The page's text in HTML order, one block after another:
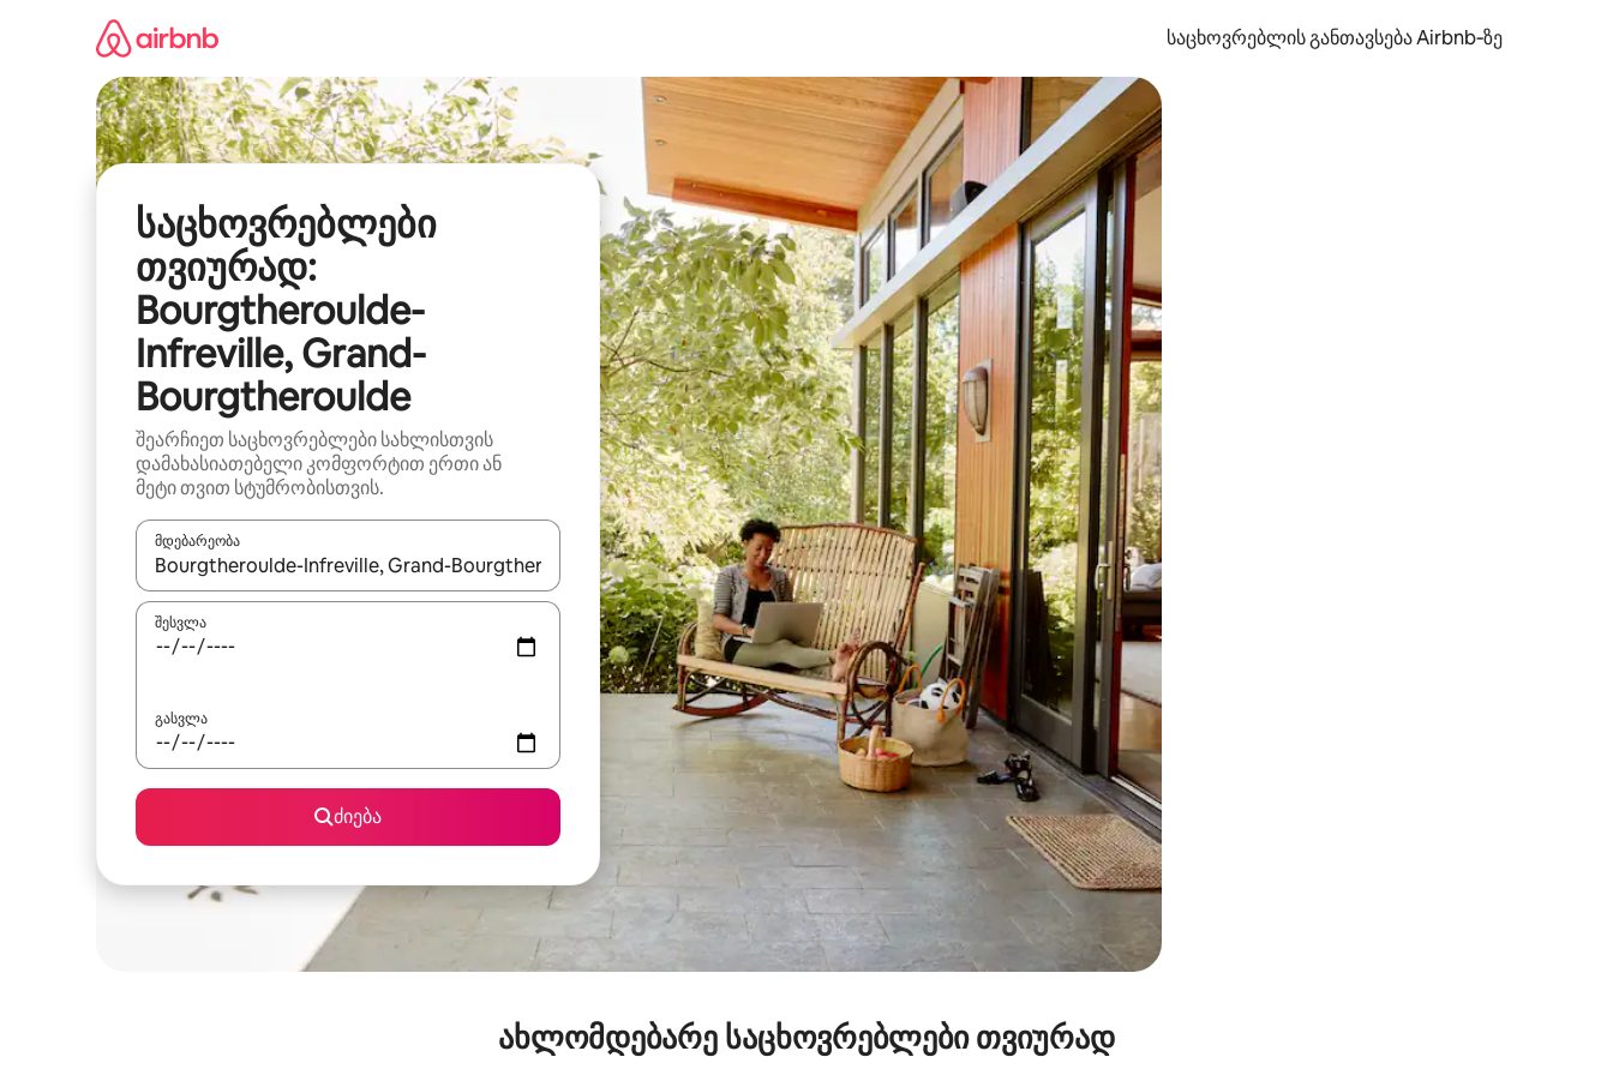
საცხოვრებლის განთავსება Airbnb‑ზე
საცხოვრებლები
თვიურად:
Bourgtheroulde-
Infreville, Grand-
Bourgtheroulde
შეარჩიეთ საცხოვრებლები სახლისთვის
დამახასიათებელი კომფორტით ერთი ან
მეტი თვით სტუმრობისთვის.
მდებარეობა
როცა შედეგები ხელმისაწვდომი გახდება, ნავიგაციისთვის გამოიყენეთ კლავიშები ზემოთ/ქვემოთ მიმართული ისრებით ან შეხებისა თუ თითის გასმის ჟესტები.
შესვლა
გასვლა
ძიება
ახლომდებარე საცხოვრებლები თვიურად